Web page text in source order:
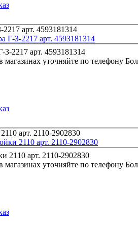
Г-З-2217 арт. 4593181314
магазинах уточняйте по телефону
2110 арт. 2110-2902830
магазинах уточняйте по телефону